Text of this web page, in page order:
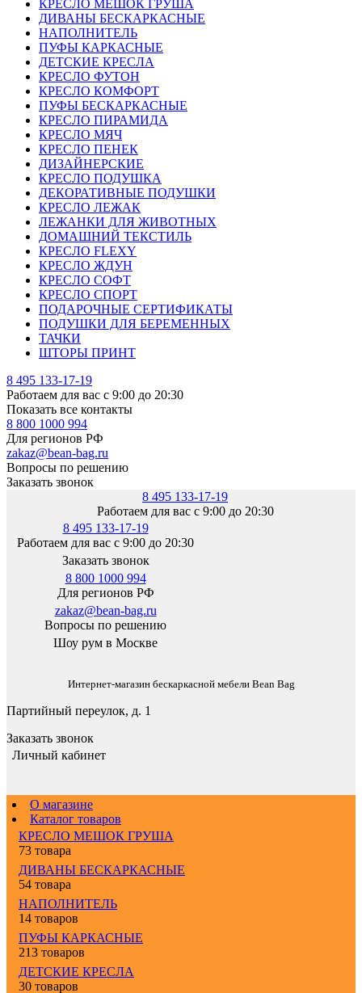
КРЕСЛО МЕШОК ГРУША
ДИВАНЫ БЕСКАРКАСНЫЕ
НАПОЛНИТЕЛЬ
ПУФЫ КАРКАСНЫЕ
ДЕТСКИЕ КРЕСЛА
КРЕСЛО ФУТОН
КРЕСЛО КОМФОРТ
ПУФЫ БЕСКАРКАСНЫЕ
КРЕСЛО ПИРАМИДА
КРЕСЛО МЯЧ
КРЕСЛО ПЕНЕК
ДИЗАЙНЕРСКИЕ
КРЕСЛО ПОДУШКА
ДЕКОРАТИВНЫЕ ПОДУШКИ
КРЕСЛО ЛЕЖАК
ЛЕЖАНКИ ДЛЯ ЖИВОТНЫХ
ДОМАШНИЙ ТЕКСТИЛЬ
КРЕСЛО FLEXY
КРЕСЛО ЖДУН
КРЕСЛО СОФТ
КРЕСЛО СПОРТ
ПОДАРОЧНЫЕ СЕРТИФИКАТЫ
ПОДУШКИ ДЛЯ БЕРЕМЕННЫХ
ТАЧКИ
ШТОРЫ ПРИНТ
8 495 133-17-19
Работаем для вас с 9:00 до 20:30
Показать все контакты
8 800 1000 994
Для регионов РФ
zakaz@bean-bag.ru
Вопросы по решению
Заказать звонок
8 495 133-17-19
Работаем для вас с 9:00 до 20:30
8 495 133-17-19
Работаем для вас с 9:00 до 20:30
Заказать звонок
8 800 1000 994
Для регионов РФ
zakaz@bean-bag.ru
Вопросы по решению
Шоу рум в Москве
Интернет-магазин бескаркасной мебели Bean Bag
Партийный переулок, д. 1
Заказать звонок
Личный кабинет
О магазине
Каталог товаров
КРЕСЛО МЕШОК ГРУША
73 товара
ДИВАНЫ БЕСКАРКАСНЫЕ
54 товара
НАПОЛНИТЕЛЬ
14 товаров
ПУФЫ КАРКАСНЫЕ
213 товаров
ДЕТСКИЕ КРЕСЛА
30 товаров